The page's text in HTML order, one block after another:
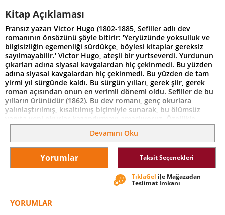
Kitap Açıklaması
Fransız yazarı Victor Hugo (1802-1885, Sefiller adlı dev
romanının önsözünü şöyle bitirir: 'Yeryüzünde yoksulluk ve
bilgisizliğin egemenliği sürdükçe, böylesi kitaplar gereksiz
sayılmayabilir.' Victor Hugo, ateşli bir yurtseverdi. Yurdunun
çıkarları adına siyasal kavgalardan hiç çekinmedi. Bu yüzden
adına siyasal kavgalardan hiç çekinmedi. Bu yüzden de tam
yirmi yıl sürgünde kaldı. Bu sürgün yılları, gerek şiir, gerek
roman açısından onun en verimli dönemi oldu. Sefiller de bu
yılların ürünüdür (1862). Bu dev romanı, genç okurlara
yalınlaştırılmış, kısaltılmış biçimiyle sunarak, bu ölümsüz
yapıta yeni okurlar kazandırmayı amaçlıyoruz. Özellikle,
direnişçilerin safında yer alan Küçük Gavroş'un serüvenini
kolay kolay unutamayacaksınız. Bu romanda bir toplumun
çöküş yıllarını yaşarken, o toplumun içindeki diriliş
tohumlarının yeşerdiğini de göreceksiniz.
Devamını Oku
Yorumlar Taksit Seçenekleri
TıklaGel ile Mağazadan
Teslimat İmkanı
YORUMLAR